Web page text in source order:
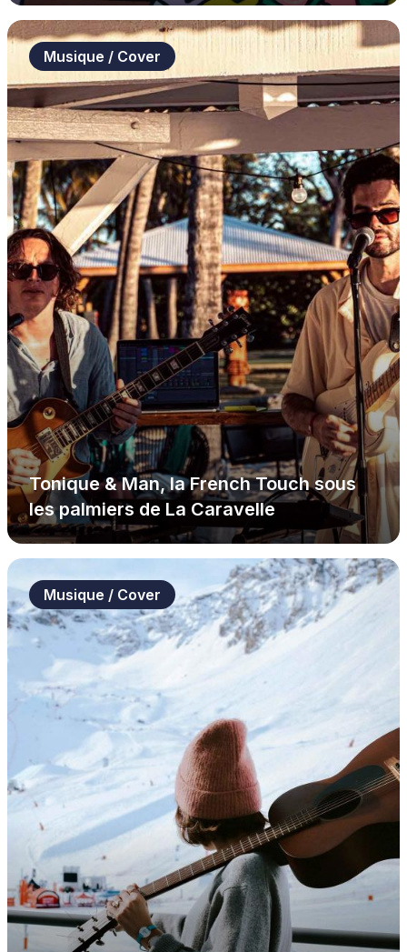
Musique / Cover
Tonique & Man, la French Touch sous
les palmiers de La Caravelle
Musique / Cover